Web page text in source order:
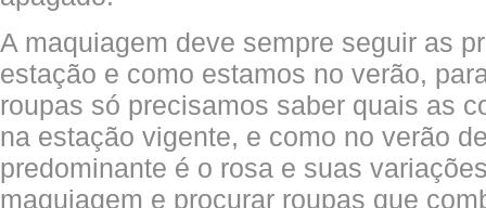
A maquiagem deve sempre seguir as
estação e como estamos no verão,
roupas só precisamos saber quais as
na estação vigente, e como no verão
predominante é o rosa e suas
maquiagem e procurar roupas que